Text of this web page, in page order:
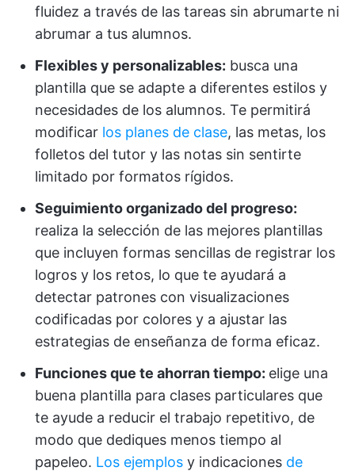
fluidez a través de las tareas sin abrumarte ni
abrumar a tus alumnos.
Flexibles y personalizables: busca una
plantilla que se adapte a diferentes estilos y
necesidades de los alumnos. Te permitirá
modificar los planes de clase, las metas, los
folletos del tutor y las notas sin sentirte
limitado por formatos rígidos.
Seguimiento organizado del progreso:
realiza la selección de las mejores plantillas
que incluyen formas sencillas de registrar los
logros y los retos, lo que te ayudará a
detectar patrones con visualizaciones
codificadas por colores y a ajustar las
estrategias de enseñanza de forma eficaz.
Funciones que te ahorran tiempo: elige una
buena plantilla para clases particulares que
te ayude a reducir el trabajo repetitivo, de
modo que dediques menos tiempo al
papeleo. Los ejemplos y indicaciones de